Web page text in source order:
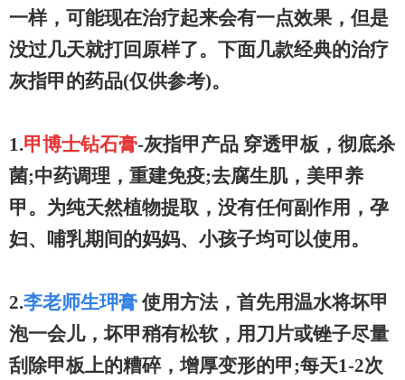
一样，可能现在治疗起来会有一点效果，但是
没过几天就打回原样了。下面几款经典的治疗
灰指甲的药品(仅供参考)。
1.甲博士钻石膏-灰指甲产品 穿透甲板，彻底杀
菌;中药调理，重建免疫;去腐生肌，美甲养
甲。为纯天然植物提取，没有任何副作用，孕
妇、哺乳期间的妈妈、小孩子均可以使用。
2.李老师生玾膏 使用方法，首先用温水将坏甲
泡一会儿，坏甲稍有松软，用刀片或锉子尽量
刮除甲板上的糟碎，增厚变形的甲;每天1-2次